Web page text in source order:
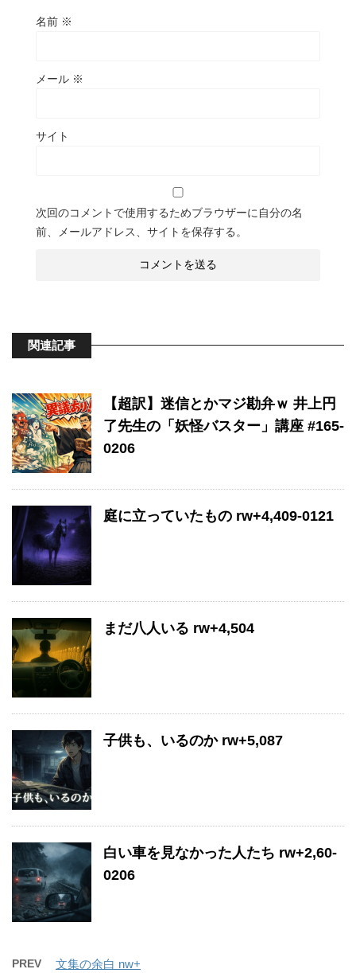
名前 ※
メール ※
サイト
次回のコメントで使用するためブラウザーに自分の名
前、メールアドレス、サイトを保存する。
関連記事
【超訳】迷信とかマジ勘弁ｗ 井上円
了先生の「妖怪バスター」講座 #165-
0206
庭に立っていたもの rw+4,409-0121
まだ八人いる rw+4,504
子供も、いるのか rw+5,087
白い車を見なかった人たち rw+2,60-
0206
PREV 文集の余白 nw+